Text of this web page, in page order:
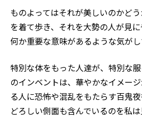
ものよってはそれが美しいのかど
を着て歩き、それを大勢の人が見
何か重要な意味があるような気がし
特別な体をもった人達が、特別な
のインベントは、華やかなイメー
る人に恐怖や混乱をもたらす百鬼
どろしい側面も含んでいるのを私は